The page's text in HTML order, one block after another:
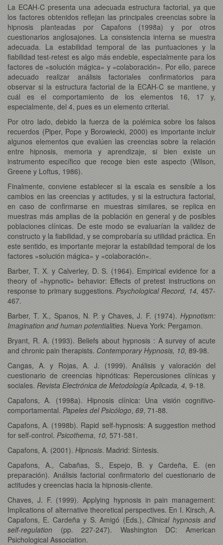
La ECAH-C presenta una adecuada estructura factorial, ya que
los factores obtenidos reflejan las principales creencias sobre la
hipnosis planteadas por Capafons (1998a) y por otros
cuestionarios anglosajones. La consistencia interna se muestra
adecuada. La estabilidad temporal de las puntuaciones y la
fiabilidad test-retest es algo más endeble, especialmente para los
factores de «solución mágica» y «colaboración». Por ello, parece
adecuado realizar análisis factoriales confirmatorios para
observar si la estructura factorial de la ECAH-C se mantiene, y
cuál es el comportamiento de los elementos 16, 17 y,
especialmente, del 4, pues es un elemento criterial.
Por otro lado, debido la fuerza de la polémica sobre los falsos
recuerdos (Piper, Pope y Borowiecki, 2000) es importante incluir
algunos elementos que evalúen las creencias sobre la relación
entre hipnosis, memoria y aprendizaje, si bien existe un
instrumento específico que recoge bien este aspecto (Wilson,
Greene y Loftus, 1986).
Finalmente, conviene establecer si la escala es sensible a los
cambios en las creencias y actitudes, y si la estructura factorial,
en caso de confirmarse en muestras similares, se replica en
muestras más amplias de la población en general y de posibles
poblaciones clínicas. De este modo se evaluarían la validez de
constructo y la fiabilidad, y se comprobaría su utilidad práctica. En
este sentido, es importante mejorar la estabilidad temporal de los
factores «solución mágica» y «colaboración».
Barber, T. X. y Calverley, D. S. (1964). Empirical evidence for a
theory of «hypnotic» behavior: Effects of pretest instructions on
response to primary suggestions. Psychological Record, 14, 457-
467.
Barber, T. X., Spanos, N. P. y Chaves, J. F. (1974). Hypnotism:
Imagination and human potentialities. Nueva York: Pergamon.
Bryant, R. A. (1993). Beliefs about hypnosis : A survey of acute
and chronic pain therapists. Contemporary Hypnosis, 10, 89-98.
Cangas, A. y Rojas, A. J. (1999). Análisis y valoración del
cuestionario de creencias hipnóticas: Repercusiones clínicas y
sociales. Revista Electrónica de Metodología Aplicada, 4, 9-18.
Capafons, A. (1998a). Hipnosis clínica: Una visión cognitivo-
comportamental. Papeles del Psicólogo, 69, 71-88.
Capafons, A. (1998b). Rapid self-hypnosis: A suggestion method
for self-control. Psicothema, 10, 571-581.
Capafons, A. (2001). Hipnosis. Madrid: Síntesis.
Capafons, A., Cabañas, S., Espejo, B. y Cardeña, E. (en
preparación). Análisis factorial confirmatorio del cuestionario de
actitudes y creencias hacia la hipnosis-cliente.
Chaves, J. F. (1999). Applying hypnosis in pain management:
Implications of alternative theoretical perspectives. En I. Kirsch, A.
Capafons, E. Cardeña y S. Amigó (Eds.), Clinical hypnosis and
self-regulation (pp. 227-247). Washington DC: American
Psichological Association.